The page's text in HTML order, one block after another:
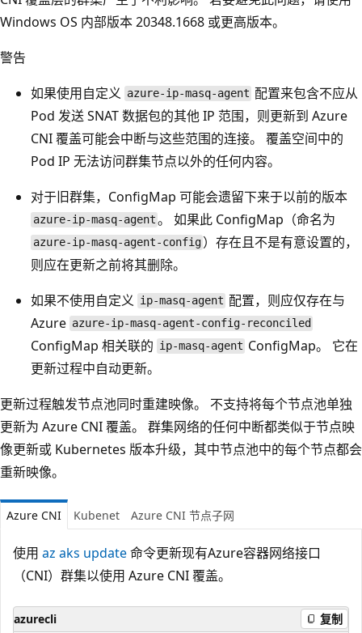
Windows OS 内部版本 20348.1668 或更高版本。
警告
如果使用自定义 azure-ip-masq-agent 配置来包含不应从
Pod 发送 SNAT 数据包的其他 IP 范围，则更新到 Azure
CNI 覆盖可能会中断与这些范围的连接。 覆盖空间中的
Pod IP 无法访问群集节点以外的任何内容。
对于旧群集，ConfigMap 可能会遗留下来于以前的版本
azure-ip-masq-agent 。 如果此 ConfigMap（命名为
azure-ip-masq-agent-config ）存在且不是有意设置的，
则应在更新之前将其删除。
如果不使用自定义 ip-masq-agent 配置，则应仅存在与
Azure azure-ip-masq-agent-config-reconciled
ConfigMap 相关联的 ip-masq-agent ConfigMap。 它在
更新过程中自动更新。
更新过程触发节点池同时重建映像。 不支持将每个节点池单独
更新为 Azure CNI 覆盖。 群集网络的任何中断都类似于节点映
像更新或 Kubernetes 版本升级，其中节点池中的每个节点都会
重新映像。
Azure CNI Kubenet Azure CNI 节点子网
使用 az aks update命令更新现有Azure容器网络接口
（CNI）群集以使用 Azure CNI 覆盖。
azurecli 复制